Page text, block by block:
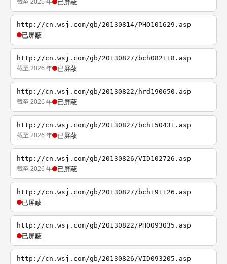
http://cn.wsj.com/gb/20130814/PHO101629.asp
已屏蔽
http://cn.wsj.com/gb/20130827/bch082118.asp
截至 2026 年 已屏蔽
http://cn.wsj.com/gb/20130822/hrd190650.asp
截至 2026 年 已屏蔽
http://cn.wsj.com/gb/20130827/bch150431.asp
截至 2026 年 已屏蔽
http://cn.wsj.com/gb/20130826/VID102726.asp
截至 2026 年 已屏蔽
http://cn.wsj.com/gb/20130827/bch191126.asp
已屏蔽
http://cn.wsj.com/gb/20130822/PHO093035.asp
已屏蔽
http://cn.wsj.com/gb/20130826/VID093205.asp